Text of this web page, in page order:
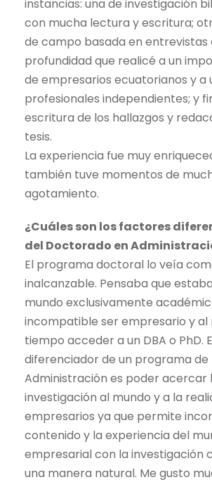
instancias: una de investigación
con mucha lectura y escritura;
de campo basada en entrevistas
profundidad que realicé a un
de empresarios ecuatorianos y a
profesionales independientes; y
escritura de los hallazgos y
tesis.
La experiencia fue muy
también tuve momentos de
agotamiento.
¿Cuáles son los factores
del Doctorado en
El programa doctoral lo veía
inalcanzable. Pensaba que
mundo exclusivamente
incompatible ser empresario y al
tiempo acceder a un DBA o PhD.
diferenciador de un programa
Administración es poder acercar
investigación al mundo y a la
empresarios ya que permite
contenido y la experiencia del
empresarial con la investigación
una manera natural. Me gusto